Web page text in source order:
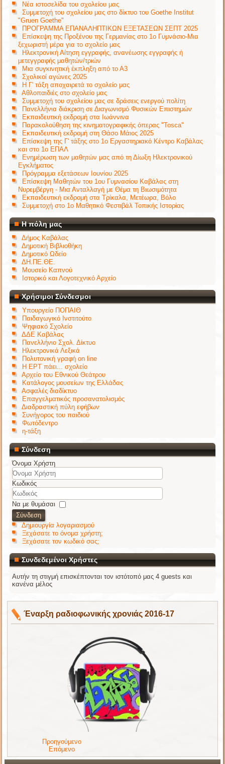
Νέα ιστοσελίδα του σχολείου μας
Συμμετοχή του σχολείου μας στο δίκτυο του Goethe Institut
"Gruen Goethe"
ΠΡΟΓΡΑΜΜΑ ΕΠΑΝΑΛΗΠΤΙΚΩΝ ΕΞΕΤΑΣΕΩΝ ΣΕΠΤ 2025
Επίσκεψη της Προξένου της Γερμανίας στο 1ο Γυμνάσιο-Μια
ξεχωριστή μέρα για το σχολείο μας
Ηλεκτρονική Αίτηση εγγραφής, ανανέωσης εγγραφής ή
μετεγγραφής μαθητών/τριών
Μια συγκινητική έκπληξη από το Α3
Σχολικοί αγώνες 2025
Η Γ' τάξη αποχαιρετά το σχολείο μας
Αθλοπαιδιές στο σχολείο μας
Συμμετοχή του σχολείου μας σε δράσεις ενεργού πολίτη
Πανελλήνια διάκριση σε Διαγωνισμό Φυσικών Επιστημών
Εκπαιδευτική εκδρομή στα Ιωάννινα
Παρακολούθηση της κινηματογραφικής όπερας "Tosca"
Εκπαιδευτική εκδρομή στη Θάσο Μάιος 2025
Επίσκεψη της Γ' τάξης στο 1ο Εργαστηριακό Κέντρο Καβάλας
και στο 1ο ΕΠΑΛ
Ενημέρωση των μαθητών μας από τη Δίωξη Ηλεκτρονικού
Εγκλήματος
Πρόγραμμα εξετάσεων Ιουνίου 2025
Επίσκεψη Μαθητών του 1ου Γυμνασίου Καβάλας στη
Νυρεμβέργη - Μια Ανταλλαγή με Θέμα τη Βιωσιμότητα
Εκπαιδευτική εκδρομή στα Τρίκαλα, Μετέωρα, Βόλο
Συμμετοχή στο 1ο Μαθητικό Φεστιβάλ Τοπικής Ιστορίας
Η πόλη μας
Δήμος Καβάλας
Δημοτική Βιβλιοθήκη
Δημοτικό Ωδείο
ΔΗ.ΠΕ.ΘΕ.
Μουσείο Καπνού
Ιστορικό και Λογοτεχνικό Αρχείο
Χρήσιμοι Σύνδεσμοι
Υπουργείο ΠΟΠΑΙΘ
Παιδαγωγικό Ινστιτούτο
Ψηφιακό Σχολείο
ΔΔΕ Καβάλας
Πανελλήνιο Σχολ. Δίκτυο
Ηλεκτρονικά Λεξικά
Πολυτονική γραφή on line
Η ΕΡΤ πάει... σχολείο
Αρχείο του Εθνικού Θεάτρου
Κατάλογος μουσείων της Ελλάδας
Ασφαλές διαδίκτυο
Επαγγελματικός προσανατολισμός
Διαδραστική πύλη εφήβων
Συνήγορος του παιδιού
Φωτόδεντρο
η-τάξη
Σύνδεση
Όνομα Χρήστη
Κωδικός
Να με θυμάσαι
Σύνδεση
Δημιουργία λογαριασμού
Ξεχάσατε το όνομα χρήστη;
Ξεχάσατε τον κωδικό σας;
Συνδεδεμένοι Χρήστες
Αυτήν τη στιγμή επισκέπτονται τον ιστότοπό μας 4 guests και
κανένα μέλος
Έναρξη ραδιοφωνικής χρονιάς 2016-17
Προηγούμενο
Επόμενο